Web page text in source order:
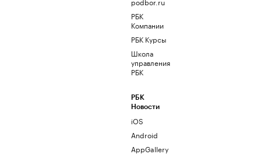
РБК
Компании
РБК Курсы
Школа
управления
РБК
РБК
Новости
iOS
Android
AppGallery